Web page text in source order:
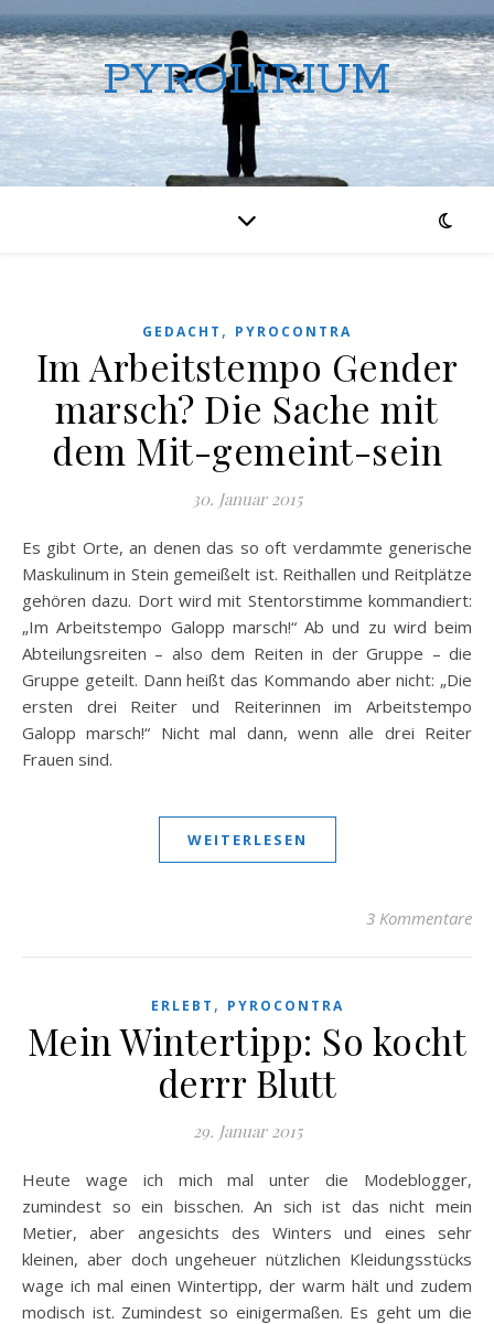
PYROLIRIUM
GEDACHT , PYROCONTRA
Im Arbeitstempo Gender
marsch? Die Sache mit
dem Mit-gemeint-sein
30. Januar 2015
Es gibt Orte, an denen das so oft verdammte generische
Maskulinum in Stein gemeißelt ist. Reithallen und Reitplätze
gehören dazu. Dort wird mit Stentorstimme kommandiert:
„Im Arbeitstempo Galopp marsch!“ Ab und zu wird beim
Abteilungsreiten – also dem Reiten in der Gruppe – die
Gruppe geteilt. Dann heißt das Kommando aber nicht: „Die
ersten drei Reiter und Reiterinnen im Arbeitstempo
Galopp marsch!“ Nicht mal dann, wenn alle drei Reiter
Frauen sind.
WEITERLESEN
3 Kommentare
ERLEBT , PYROCONTRA
Mein Wintertipp: So kocht
derrr Blutt
29. Januar 2015
Heute wage ich mich mal unter die Modeblogger,
zumindest so ein bisschen. An sich ist das nicht mein
Metier, aber angesichts des Winters und eines sehr
kleinen, aber doch ungeheuer nützlichen Kleidungsstücks
wage ich mal einen Wintertipp, der warm hält und zudem
modisch ist. Zumindest so einigermaßen. Es geht um die